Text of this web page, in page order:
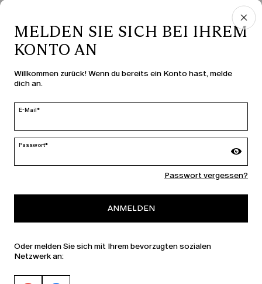
LAND UND SPRACHE
ändern
MELDEN SIE SICH BEI IHREM
KONTO AN
Willkommen zurück! Wenn du bereits ein Konto hast, melde
dich an.
E-Mail*
Passwort*
Passwort vergessen?
ANMELDEN
Oder melden Sie sich mit Ihrem bevorzugten sozialen
Netzwerk an: